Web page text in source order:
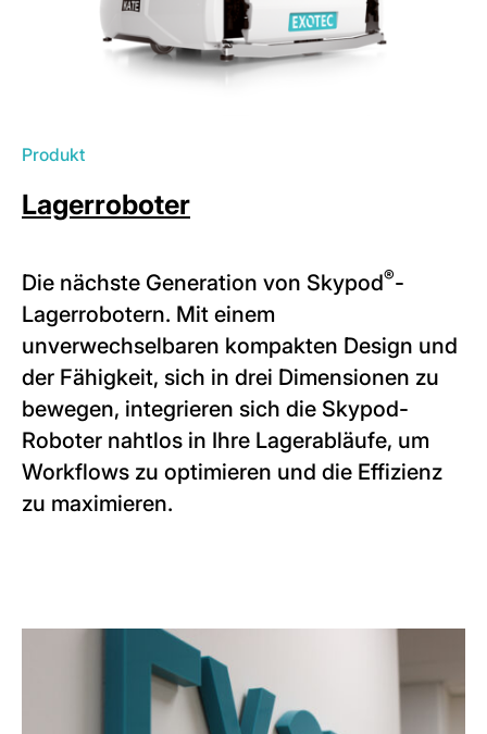
Produkt
Lagerroboter
Die nächste Generation von Skypod®-
Lagerrobotern. Mit einem
unverwechselbaren kompakten Design und
der Fähigkeit, sich in drei Dimensionen zu
bewegen, integrieren sich die Skypod-
Roboter nahtlos in Ihre Lagerabläufe, um
Workflows zu optimieren und die Effizienz
zu maximieren.